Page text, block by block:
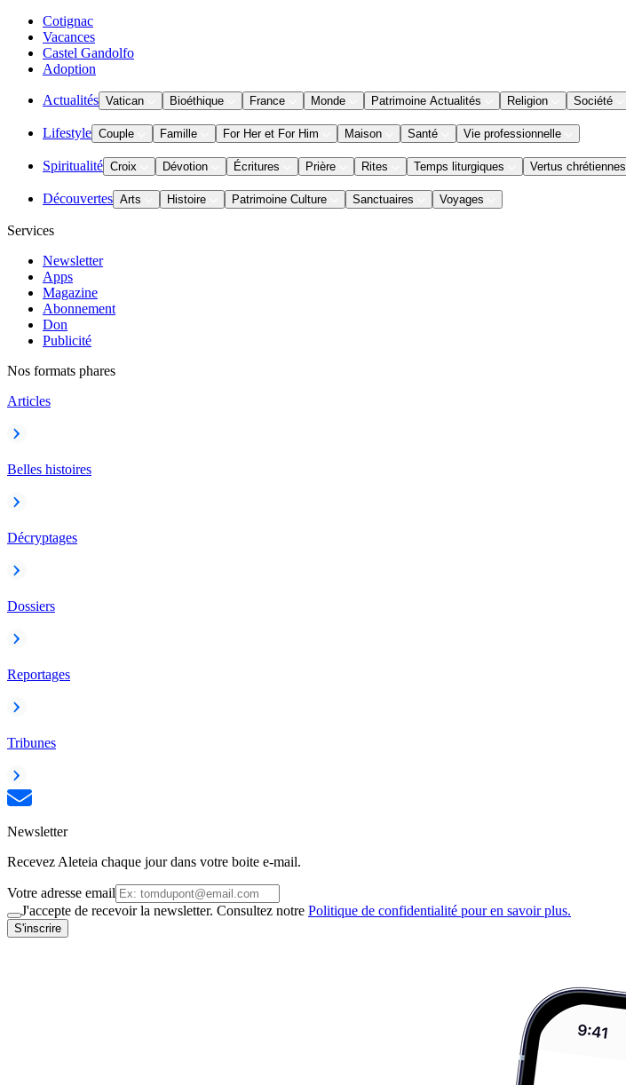
Cotignac
Vacances
Castel Gandolfo
Adoption
Actualités Vatican Bioéthique France Monde Patrimoine Actualités Religion Société
Lifestyle Couple Famille For Her et For Him Maison Santé Vie professionnelle
Spiritualité Croix Dévotion Écritures Prière Rites Temps liturgiques Vertus chrétiennes
Découvertes Arts Histoire Patrimoine Culture Sanctuaires Voyages
Services
Newsletter
Apps
Magazine
Abonnement
Don
Publicité
Nos formats phares
Articles
Belles histoires
Décryptages
Dossiers
Reportages
Tribunes
Newsletter
Recevez Aleteia chaque jour dans votre boite e-mail.
Votre adresse email
J'accepte de recevoir la newsletter. Consultez notre Politique de confidentialité pour en savoir plus.
S'inscrire